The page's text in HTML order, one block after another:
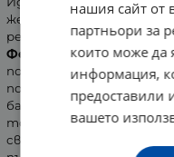
желаещи да
репродуктивното си
Фертилейд за мъже
подобряваща броя на
подвижност и
балансирана
това число висока доза
свойството си да
нашия сайт от
партньори за
които може да
информация,
предоставили
вашето